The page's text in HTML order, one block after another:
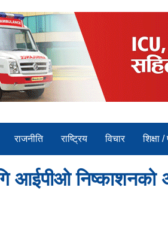
राजनीति राष्ट्रिय विचार शिक्षा /
आईपीओ निष्काशनको